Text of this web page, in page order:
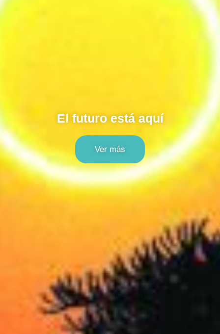
El futuro está aquí
Ver más